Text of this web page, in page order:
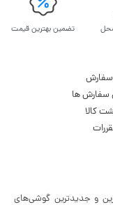
تضمین بهترین قیمت
سفارش
سفارش ها
کالا
و جدیدترین گوشی‌های